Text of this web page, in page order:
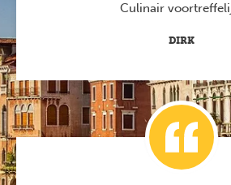
Culinair
DIRK